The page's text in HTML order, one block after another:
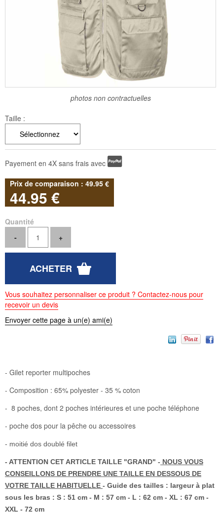
photos non contractuelles
Taille :
Payement en 4X sans frais avec
49.95 €
44.95 €
Quantité
Vous souhaitez personnaliser ce produit ? Contactez-nous pour
recevoir un devis
Envoyer cette page à un(e) ami(e)
- Gilet reporter multipoches
- Composition : 65% polyester - 35 % coton
- 8 poches, dont 2 poches intérieures et une poche téléphone
- poche dos pour la pêche ou accessoires
- moitié dos doublé filet
- ATTENTION CET ARTICLE TAILLE "GRAND" - NOUS VOUS
CONSEILLONS DE PRENDRE UNE TAILLE EN DESSOUS DE
VOTRE TAILLE HABITUELLE - Guide des tailles : largeur à plat
sous les bras : S : 51 cm - M : 57 cm - L : 62 cm - XL : 67 cm -
XXL - 72 cm